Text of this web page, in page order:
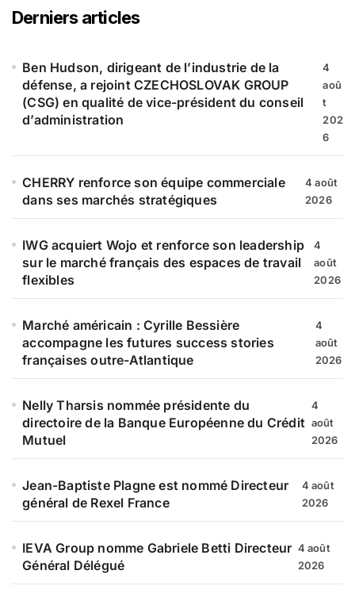
r
c
e
Derniers articles
Ben Hudson, dirigeant de l’industrie de la
défense, a rejoint CZECHOSLOVAK GROUP
(CSG) en qualité de vice-président du conseil
d’administration
4
aoû
t
202
6
CHERRY renforce son équipe commerciale
dans ses marchés stratégiques
4 août
2026
IWG acquiert Wojo et renforce son leadership
sur le marché français des espaces de travail
flexibles
4
août
2026
Marché américain : Cyrille Bessière
accompagne les futures success stories
françaises outre-Atlantique
4
août
2026
Nelly Tharsis nommée présidente du
directoire de la Banque Européenne du Crédit
Mutuel
4
août
2026
Jean-Baptiste Plagne est nommé Directeur
général de Rexel France
4 août
2026
IEVA Group nomme Gabriele Betti Directeur
Général Délégué
4 août
2026